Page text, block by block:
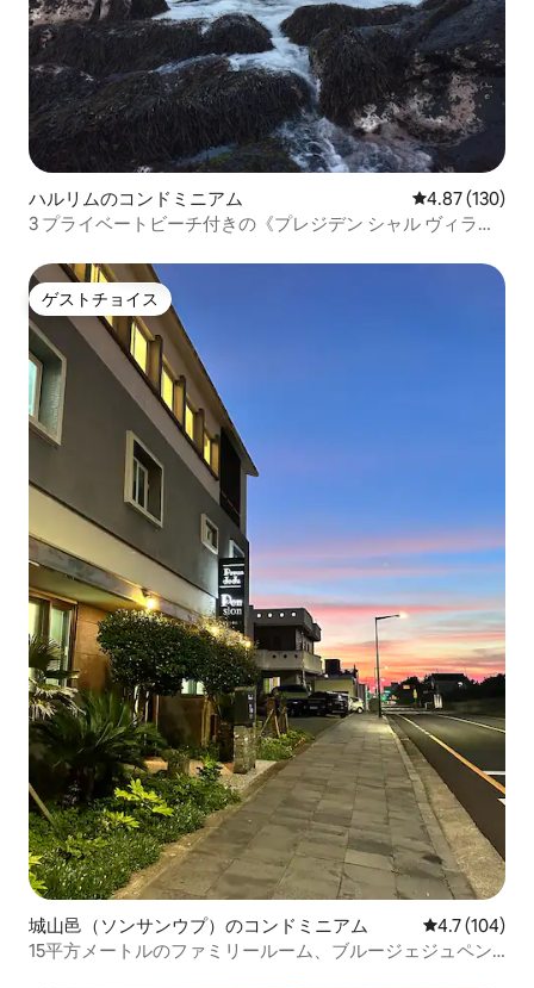
ハルリムのコンドミニアム レビュー130
4.87 (130)
3 プライベートビーチ付きの《プレジデン シャル ヴィラ
ゲストチョイス
ゲストチョイス
城山邑（ソンサンウプ）のコンドミニアム レビュー104
4.7 (104)
15平方メートルのファミリールーム、ブルージェジュペン